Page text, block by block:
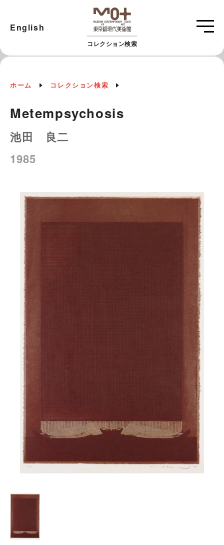
コレクション検索
English
ホーム コレクション検索
Metempsychosis
池田 良二
1985